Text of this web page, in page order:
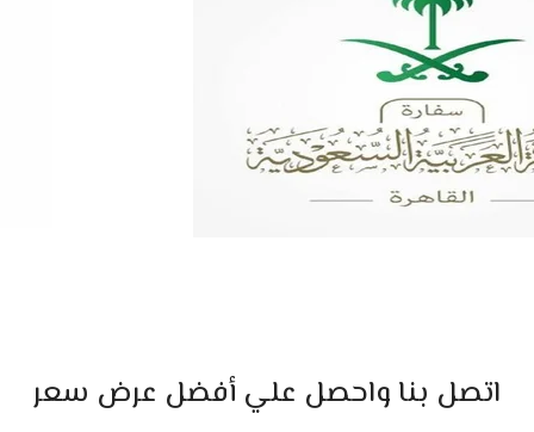
اتصل بنا واحصل علي أفضل عرض سعر